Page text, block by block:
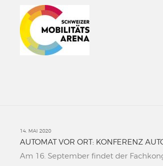
14. MAI 2020
AUTOMAT VOR ORT: KONFERENZ
Am 16. September findet der